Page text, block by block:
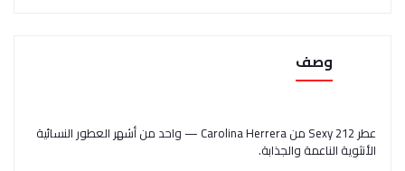
وصف
عطر 212 Sexy من Carolina Herrera — واحد من أشهر العطور النسائية
الأنثوية الناعمة والجذابة.